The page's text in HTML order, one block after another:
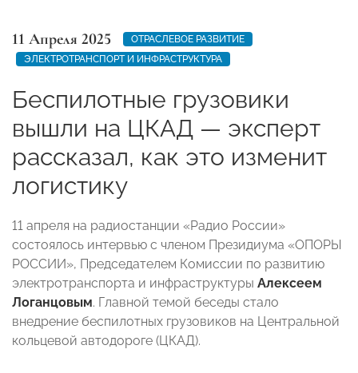
11 Апреля 2025
ОТРАСЛЕВОЕ РАЗВИТИЕ
ЭЛЕКТРОТРАНСПОРТ И ИНФРАСТРУКТУРА
Беспилотные грузовики
вышли на ЦКАД — эксперт
рассказал, как это изменит
логистику
11 апреля на радиостанции «Радио России»
состоялось интервью с членом Президиума «ОПОРЫ
РОССИИ», Председателем Комиссии по развитию
электротранспорта и инфраструктуры Алексеем
Логанцовым. Главной темой беседы стало
внедрение беспилотных грузовиков на Центральной
кольцевой автодороге (ЦКАД).